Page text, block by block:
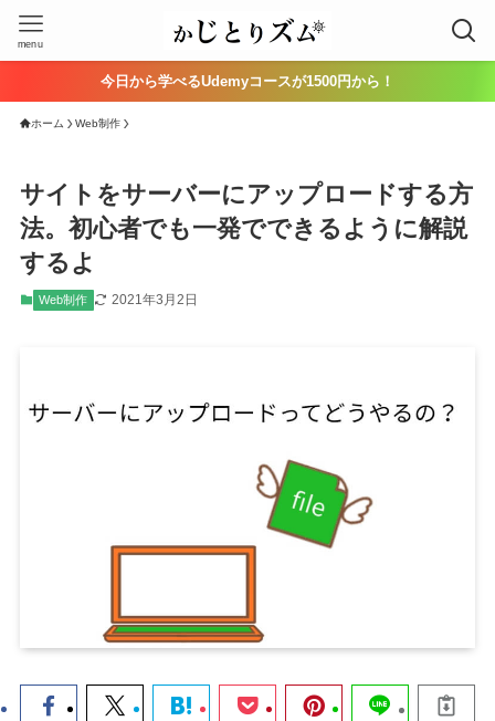
menu
今日から学べるUdemyコースが1500円から！
ホーム Web制作
サイトをサーバーにアップロードする方
法。初心者でも一発でできるように解説
するよ
Web制作 2021年3月2日